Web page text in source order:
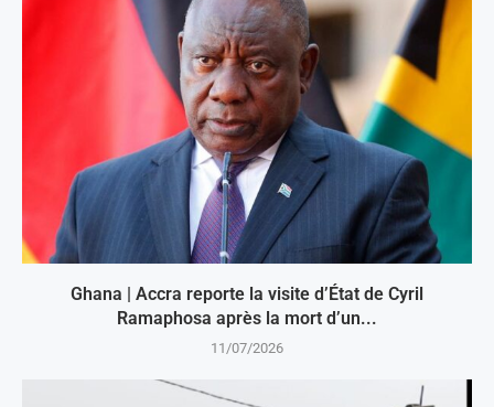
Ghana | Accra reporte la visite d’État de Cyril
Ramaphosa après la mort d’un...
11/07/2026